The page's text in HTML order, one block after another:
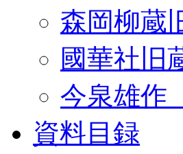
森岡柳蔵
國華社旧
今泉雄作
資料目録